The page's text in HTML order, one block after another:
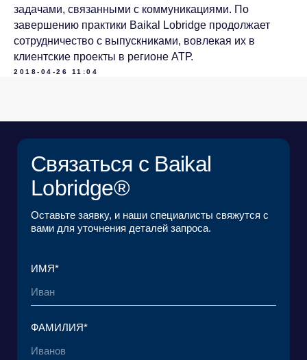
задачами, связанными с коммуникациями. По
завершению практики Baikal Lobridge продолжает
сотрудничество с выпускниками, вовлекая их в
клиентские проекты в регионе АТР.
2018-04-26 11:04
ИМЯ*
ФАМИЛИЯ*
КОМПАНИЯ*
Я ознакомился с
соглашениеми согласен с его условиями*
Я ознакомился с
данных*